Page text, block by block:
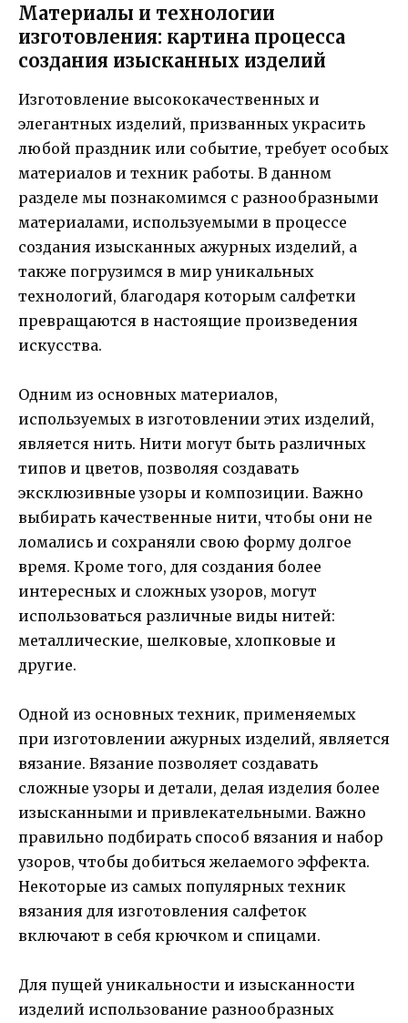
Материалы и технологии
изготовления: картина процесса
создания изысканных изделий
Изготовление высококачественных и
элегантных изделий, призванных украсить
любой праздник или событие, требует особых
материалов и техник работы. В данном
разделе мы познакомимся с разнообразными
материалами, используемыми в процессе
создания изысканных ажурных изделий, а
также погрузимся в мир уникальных
технологий, благодаря которым салфетки
превращаются в настоящие произведения
искусства.
Одним из основных материалов,
используемых в изготовлении этих изделий,
является нить. Нити могут быть различных
типов и цветов, позволяя создавать
эксклюзивные узоры и композиции. Важно
выбирать качественные нити, чтобы они не
ломались и сохраняли свою форму долгое
время. Кроме того, для создания более
интересных и сложных узоров, могут
использоваться различные виды нитей:
металлические, шелковые, хлопковые и
другие.
Одной из основных техник, применяемых
при изготовлении ажурных изделий, является
вязание. Вязание позволяет создавать
сложные узоры и детали, делая изделия более
изысканными и привлекательными. Важно
правильно подбирать способ вязания и набор
узоров, чтобы добиться желаемого эффекта.
Некоторые из самых популярных техник
вязания для изготовления салфеток
включают в себя крючком и спицами.
Для пущей уникальности и изысканности
изделий использование разнообразных